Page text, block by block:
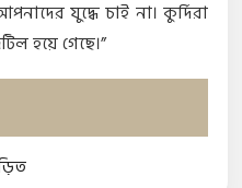
যুদ্ধে চাই না। কুর্দিরা
হয়ে গেছে।”